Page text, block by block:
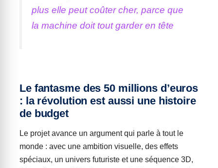
plus elle peut coûter cher, parce que
la machine doit tout garder en tête
Le fantasme des 50 millions d’euros
: la révolution est aussi une histoire
de budget
Le projet avance un argument qui parle à tout le
monde : avec une ambition visuelle, des effets
spéciaux, un univers futuriste et une séquence 3D,